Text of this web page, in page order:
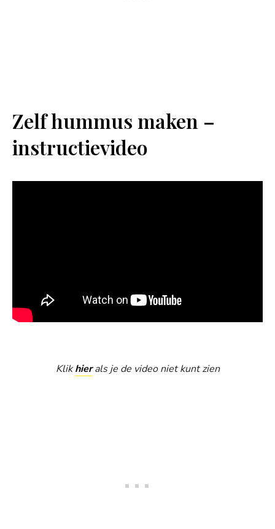
Zelf hummus maken –
instructievideo
Klikhierals je de video niet kunt zien